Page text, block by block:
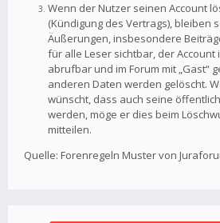
Wenn der Nutzer seinen Account
(Kündigung des Vertrags), bleiben
Äußerungen, insbesondere
für alle Leser sichtbar, der Account
abrufbar und im Forum mit „Gast“
anderen Daten werden gelöscht.
wünscht, dass auch seine
werden, möge er dies beim
mitteilen.
Quelle: Forenregeln Muster von